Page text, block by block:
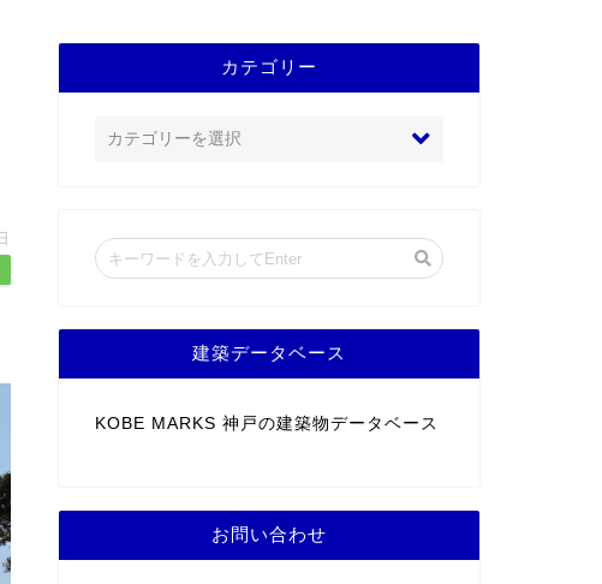
カテゴリー
建築データベース
KOBE MARKS 神戸の建築物データベース
お問い合わせ